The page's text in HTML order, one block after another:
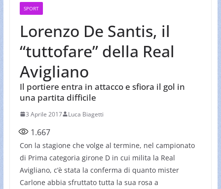
SPORT
Lorenzo De Santis, il
“tuttofare” della Real
Avigliano
Il portiere entra in attacco e sfiora il gol in
una partita difficile
3 Aprile 2017 Luca Biagetti
1.667
Con la stagione che volge al termine, nel campionato
di Prima categoria girone D in cui milita la Real
Avigliano, c’è stata la conferma di quanto mister
Carlone abbia sfruttato tutta la sua rosa a